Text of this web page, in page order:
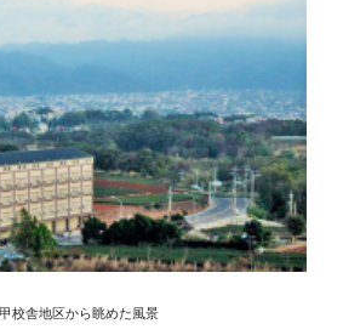
校舎地区から眺めた風景